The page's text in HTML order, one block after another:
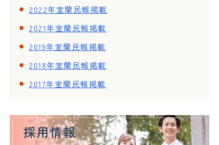
2022年室蘭民報掲載
2021年室蘭民報掲載
2019年室蘭民報掲載
2018年室蘭民報掲載
2017年室蘭民報掲載